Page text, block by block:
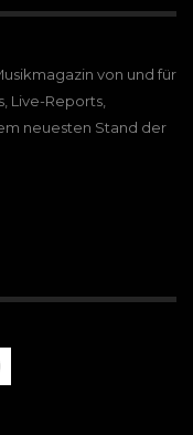
von und für
Live-Reports,
neuesten Stand der